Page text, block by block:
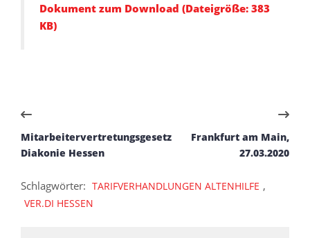
Dokument zum Download (Dateigröße: 383
KB)
Mitarbeitervertretungsgesetz
Diakonie Hessen
Frankfurt am Main,
27.03.2020
Schlagwörter: TARIFVERHANDLUNGEN ALTENHILFE ,
VER.DI HESSEN